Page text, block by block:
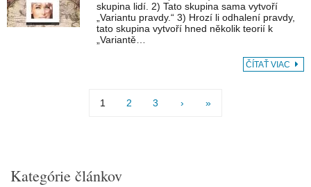
skupina lidí. 2) Tato skupina sama vytvoří
„Variantu pravdy.“ 3) Hrozí li odhalení pravdy,
tato skupina vytvoří hned několik teorií k
„Variantě…
ČÍTAŤ VIAC
1 2 3 › »
Kategórie článkov